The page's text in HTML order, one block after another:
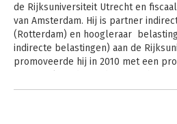
Bekijk alle boeken
de Rijksuniversiteit Utrecht en
van Amsterdam. Hij is partner
(Rotterdam) en hoogleraar
indirecte belastingen) aan de
promoveerde hij in 2010 met een
plaatsvervanger bij het Gerechtshof